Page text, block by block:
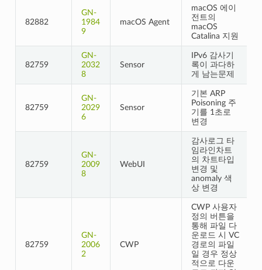
82882
GN-
1984
9
macOS Agent
macOS 에이
전트의
macOS
Catalina 지원
82759
GN-
2032
8
Sensor
IPv6 감사기
록이 과다하
게 남는문제
82759
GN-
2029
6
Sensor
기본 ARP
Poisoning 주
기를 1초로
변경
82759
GN-
2009
8
WebUI
감사로그 타
임라인차트
의 차트타입
변경 및
anomaly 색
상 변경
82759
GN-
2006
2
CWP
CWP 사용자
정의 버튼을
통해 파일 다
운로드 시 VC
경로의 파일
일 경우 정상
적으로 다운